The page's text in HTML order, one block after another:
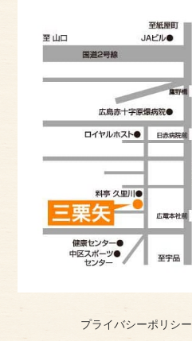
プライバシーポリシー